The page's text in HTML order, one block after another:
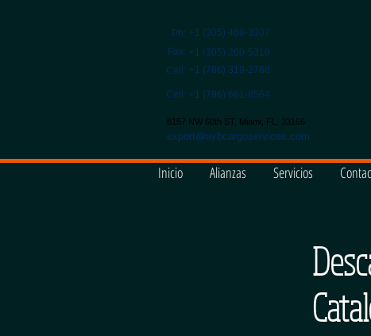
Ph:
Fax:
Cell:
+1 (305) 468-3307
+1 (305) 200-5319
+1 (786) 319-2768
Cell: +1 (786) 661-8564
8157 NW 60th ST, Miami, FL. 33166
export@aybcargoservices.com
Inicio Alianzas Servicios